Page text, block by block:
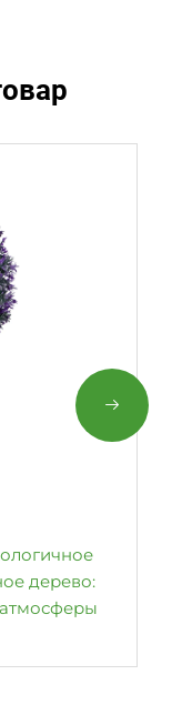
дерево: